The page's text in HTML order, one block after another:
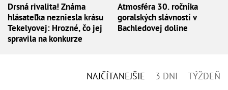
Drsná rivalita! Známa
hlásateľka nezniesla krásu
Tekelyovej: Hrozné, čo jej
spravila na konkurze
Atmosféra 30. ročníka
goralských slávností v
Bachledovej doline
NAJČÍTANEJŠIE 3 DNI TÝŽDEŇ